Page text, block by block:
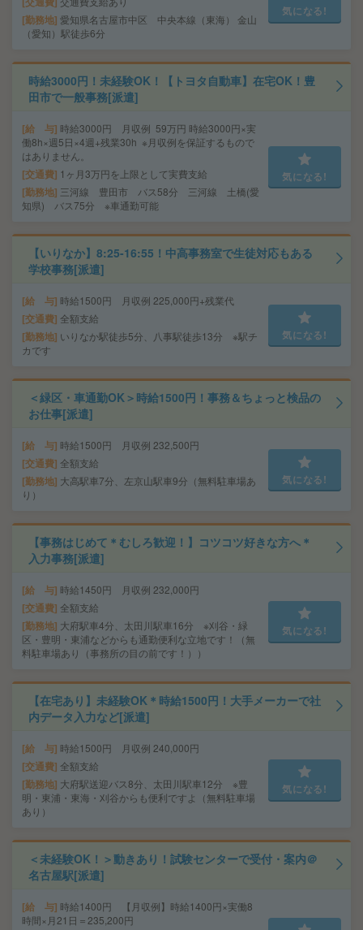
勤務地 愛知県名古屋市中区 中央本線（東海） 金山
（愛知）駅徒歩6分
気になる!
時給3000円！未経験OK！【トヨタ自動車】在宅OK！豊
田市で一般事務[派遣]
給 与 時給3000円 月収例 59万円 時給3000円×実
働8h×週5日×4週+残業30h ※月収例を保証するもので
はありません。
交通費 1ヶ月3万円を上限として実費支給
勤務地 三河線 豊田市 バス58分 三河線 土橋(愛
知県) バス75分 ※車通勤可能
気になる!
【いりなか】8:25-16:55！中高事務室で生徒対応もある
学校事務[派遣]
給 与 時給1500円 月収例 225,000円+残業代
交通費 全額支給
勤務地 いりなか駅徒歩5分、八事駅徒歩13分 ※駅チ
カです
気になる!
＜緑区・車通勤OK＞時給1500円！事務＆ちょっと検品の
お仕事[派遣]
給 与 時給1500円 月収例 232,500円
交通費 全額支給
勤務地 大高駅車7分、左京山駅車9分（無料駐車場あ
り）
気になる!
【事務はじめて＊むしろ歓迎！】コツコツ好きな方へ＊
入力事務[派遣]
給 与 時給1450円 月収例 232,000円
交通費 全額支給
勤務地 大府駅車4分、太田川駅車16分 ※刈谷・緑
区・豊明・東浦などからも通勤便利な立地です！（無
料駐車場あり（事務所の目の前です！））
気になる!
【在宅あり】未経験OK＊時給1500円！大手メーカーで社
内データ入力など[派遣]
給 与 時給1500円 月収例 240,000円
交通費 全額支給
勤務地 大府駅送迎バス8分、太田川駅車12分 ※豊
明・東浦・東海・刈谷からも便利ですよ（無料駐車場
あり）
気になる!
＜未経験OK！＞動きあり！試験センターで受付・案内＠
名古屋駅[派遣]
給 与 時給1400円 【月収例】時給1400円×実働8
時間×月21日＝235,200円